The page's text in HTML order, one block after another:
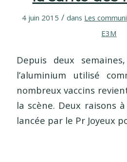
4 juin 2015 / dans Les
E3M
Depuis deux
l’aluminium utilisé
nombreux vaccins
la scène. Deux raisons
lancée par le Pr Joyeux